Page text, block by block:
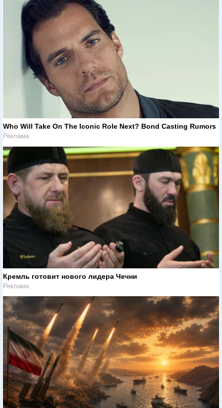
Who Will Take On The Iconic Role Next? Bond Casting Rumors
Реклама
Кремль готовит нового лидера Чечни
Реклама